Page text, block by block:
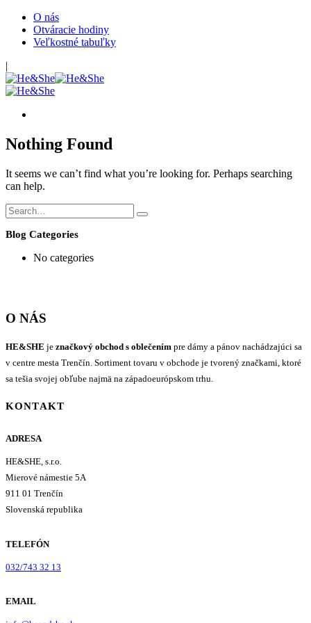
O nás
Otváracie hodiny
Veľkostné tabuľky
|
Nothing Found
It seems we can’t find what you’re looking for. Perhaps searching
can help.
Blog Categories
No categories
O NÁS
HE&SHE je značkový obchod s oblečením pre dámy a pánov nachádzajúci sa
v centre mesta Trenčín. Sortiment tovaru v obchode je tvorený značkami, ktoré
sa tešia svojej obľube najmä na západoeurópskom trhu.
KONTAKT
ADRESA
HE&SHE, s.r.o.
Mierové námestie 5A
911 01 Trenčín
Slovenská republika
TELEFÓN
032/743 32 13
EMAIL